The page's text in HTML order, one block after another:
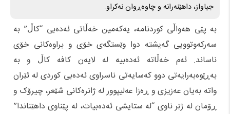
جیاواز، داهێنەرانە و چاوەڕوان نەکراو.
بە پێی هەواڵی کوردنامە، یەکەمین خەڵاتی ئەدەبی “کاڵ” بە
سەرکەوتوویی گەیشتە دوا وێستگەی خۆی و براوەکانی خۆی
ناساند. ئەم خەڵاتە ئەدەبیە لە لایەن کافە کاڵ و بە
بەڕێوەبەرایەتی دوو کەسایەتی ناسراوی ئەدەبی کوردی لە ئێران
واتە بەیان عەزیزی و ڕەزا عەلیپوور لە ژانرەکانی شێعر، چیرۆک و
ڕۆمان لە ژێر ناوی “لە ستایشی ئەدەبیات، لە پێناوی داهێناندا”